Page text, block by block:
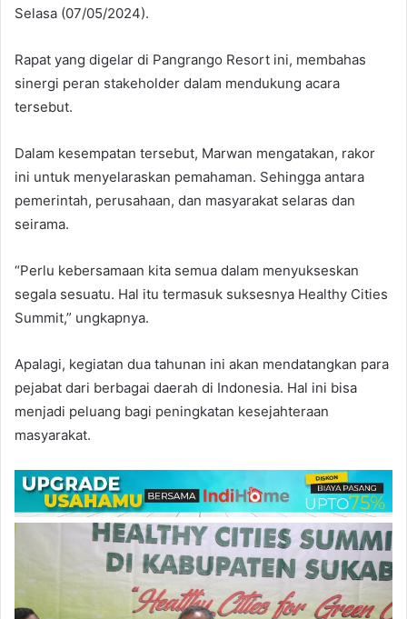
Selasa (07/05/2024).
Rapat yang digelar di Pangrango Resort ini, membahas
sinergi peran stakeholder dalam mendukung acara
tersebut.
Dalam kesempatan tersebut, Marwan mengatakan, rakor
ini untuk menyelaraskan pemahaman. Sehingga antara
pemerintah, perusahaan, dan masyarakat selaras dan
seirama.
“Perlu kebersamaan kita semua dalam menyukseskan
segala sesuatu. Hal itu termasuk suksesnya Healthy Cities
Summit,” ungkapnya.
Apalagi, kegiatan dua tahunan ini akan mendatangkan para
pejabat dari berbagai daerah di Indonesia. Hal ini bisa
menjadi peluang bagi peningkatan kesejahteraan
masyarakat.